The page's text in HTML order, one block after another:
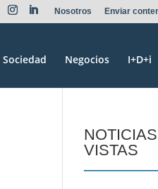
Nosotros Enviar
Sociedad Negocios I+D+i
VISTAS